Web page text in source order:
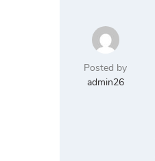
Posted by
admin26